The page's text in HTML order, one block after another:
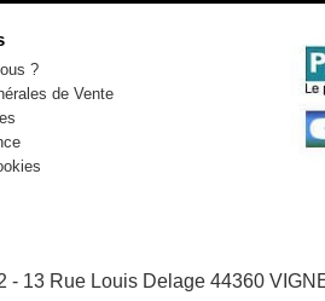
?
de Vente
13 Rue Louis Delage 44360